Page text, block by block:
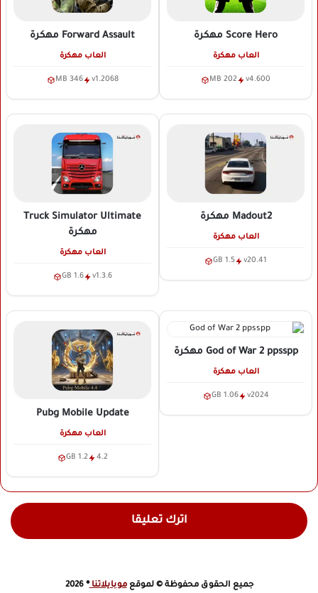
Score Hero مهكرة
العاب مهكرة
v4.600
202 MB
Forward Assault مهكرة
العاب مهكرة
v1.2068
346 MB
Madout2 مهكرة
العاب مهكرة
v20.41
1.5 GB
Truck Simulator Ultimate
مهكرة
العاب مهكرة
v1.3.6
1.6 GB
God of War 2 ppsspp مهكرة
العاب مهكرة
v2024
1.06 GB
Pubg Mobile Update
العاب مهكرة
4.2
1.2 GB
اترك تعليقا
جميع الحقوق محفوظة © لموقعموبايلاتنا® 2026